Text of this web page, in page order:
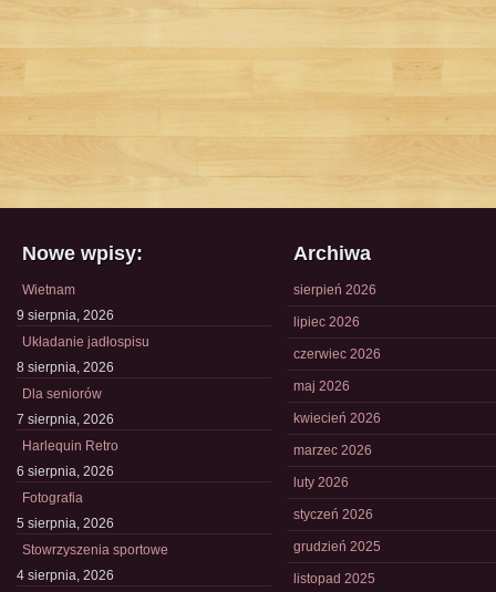
Nowe wpisy:
Wietnam
9 sierpnia, 2026
Układanie jadłospisu
8 sierpnia, 2026
Dla seniorów
7 sierpnia, 2026
Harlequin Retro
6 sierpnia, 2026
Fotografia
5 sierpnia, 2026
Stowrzyszenia sportowe
4 sierpnia, 2026
Archiwa
sierpień 2026
lipiec 2026
czerwiec 2026
maj 2026
kwiecień 2026
marzec 2026
luty 2026
styczeń 2026
grudzień 2025
listopad 2025